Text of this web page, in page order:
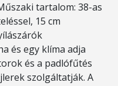
tartalom: 38-as
15 cm
és egy klíma adja
és a padlófűtés
szolgáltatják. A